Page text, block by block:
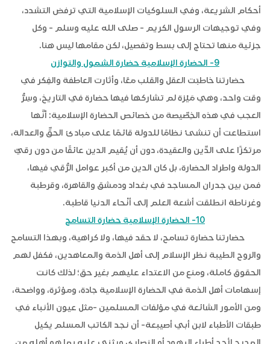
أحكام الشريعة، وفي السلوكيات الإسلامية التي ترفض التشدد،
وفي توجيهات الرسول الكريم - صلى الله عليه وسلم - وكل
جزئية منها تحتاج إلى بسط وتفصيل، لكن مقامها ليس هنا.
9- الحضارة الإسلامية حضارة الشمول والتوازن
حضارتنا خاطبَت العقل والقلب معًا، وأثارت العاطفة والفِكر في
وقت واحد، وهي مَيْزة لم تشاركها فيها حضارة في التاريخ، وسِرُّ
العجب في هذه الخِصِّيصة من خصائص الحضارة الإسلامية: أنَّها
استطاعت أن تنشئ نظامًا للدولة قائمًا على مبادئ الحقِّ والعدالة،
مرتكزًا على الدِّين والعقيدة، دون أن يُقيم الدين عائقًا من دون رقيِّ
الدولة واطراد الحضارة، بل كان الدين من أكبر عوامل الرُّقي فيها،
فمن بين جدران المساجد في بغداد ودمشق والقاهرة، وقرطبة
وغرناطة انطلقت أشعة العلم إلى أنْحاء الدنيا قاطبة.
10- الحضارة الإسلامية حضارة التسامح
حضارتنا حضارة تسامح، لا حقد فيها، ولا كراهية، وبهذا التسامح
والروح الطيبة نظر الإسلام إلى أهل الذمة والمعاهدين، فكفل لهم
الحقوق كاملة، ومنع من الاعتداء عليهم بغير حق؛ لذلك كانت
إسهامات أهل الذمة في الحضارة الإسلامية جادة، ومؤثرة، وواضحة،
ومن الأمور الشائعة في مؤلفات المسلمين -مثل عيون الأنباء في
طبقات الأطباء لابن أبي أصيبعة- أن نجد الكاتب المسلم يكيل